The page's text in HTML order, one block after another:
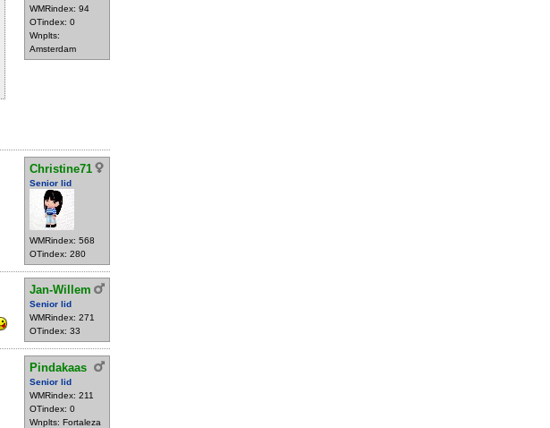
WMRindex: 94
OTindex: 0
Wnplts:
Amsterdam
Christine71
Senior lid
WMRindex: 568
OTindex: 280
Jan-Willem
Senior lid
WMRindex: 271
OTindex: 33
Pindakaas
Senior lid
WMRindex: 211
OTindex: 0
Wnplts: Fortaleza